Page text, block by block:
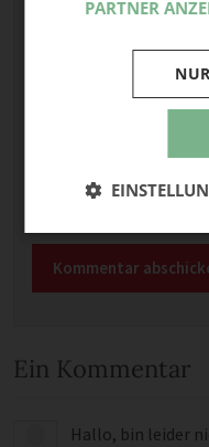
Maximale Dateigröße: 8 MB.
Ein Kommentar
Hallo, bin leider
PARTNER